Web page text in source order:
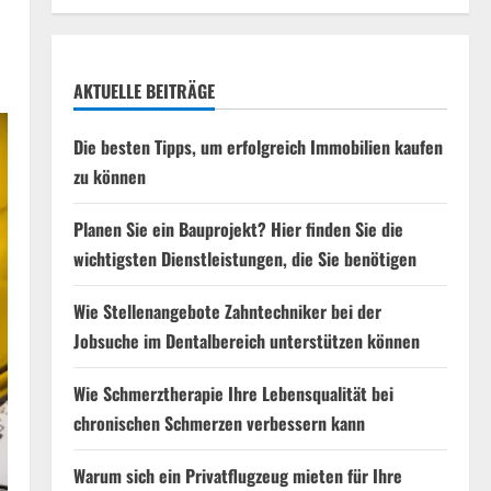
AKTUELLE BEITRÄGE
Die besten Tipps, um erfolgreich Immobilien kaufen
zu können
Planen Sie ein Bauprojekt? Hier finden Sie die
wichtigsten Dienstleistungen, die Sie benötigen
Wie Stellenangebote Zahntechniker bei der
Jobsuche im Dentalbereich unterstützen können
Wie Schmerztherapie Ihre Lebensqualität bei
chronischen Schmerzen verbessern kann
Warum sich ein Privatflugzeug mieten für Ihre